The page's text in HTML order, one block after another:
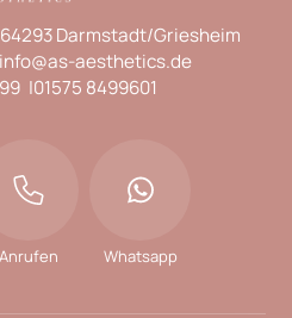
64293 Darmstadt/Griesheim
info@as-aesthetics.de
01575 8499601
Anrufen Whatsapp